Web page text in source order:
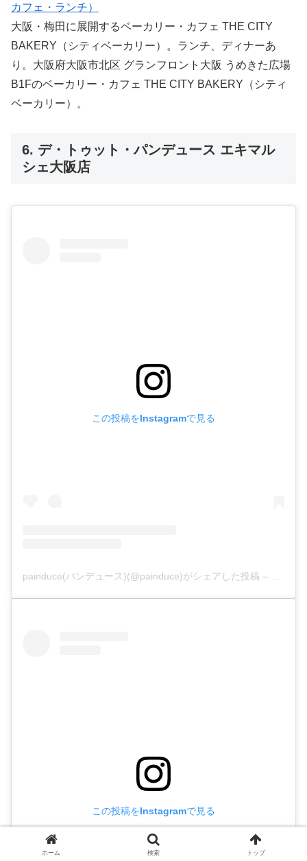
カフェ・ランチ）
大阪・梅田に展開するベーカリー・カフェ THE CITY
BAKERY（シティベーカリー）。ランチ、ディナーあ
り。大阪府大阪市北区 グランフロント大阪 うめきた広場
B1Fのベーカリー・カフェ THE CITY BAKERY（シティ
ベーカリー）。
6. デ・トゥット・パンデュース エキマル
シェ大阪店
この投稿をInstagramで見る
painduce(パンデュース)(@painduce)がシェアした投稿 –
この投稿をInstagramで見る
ホーム 検索 トップ